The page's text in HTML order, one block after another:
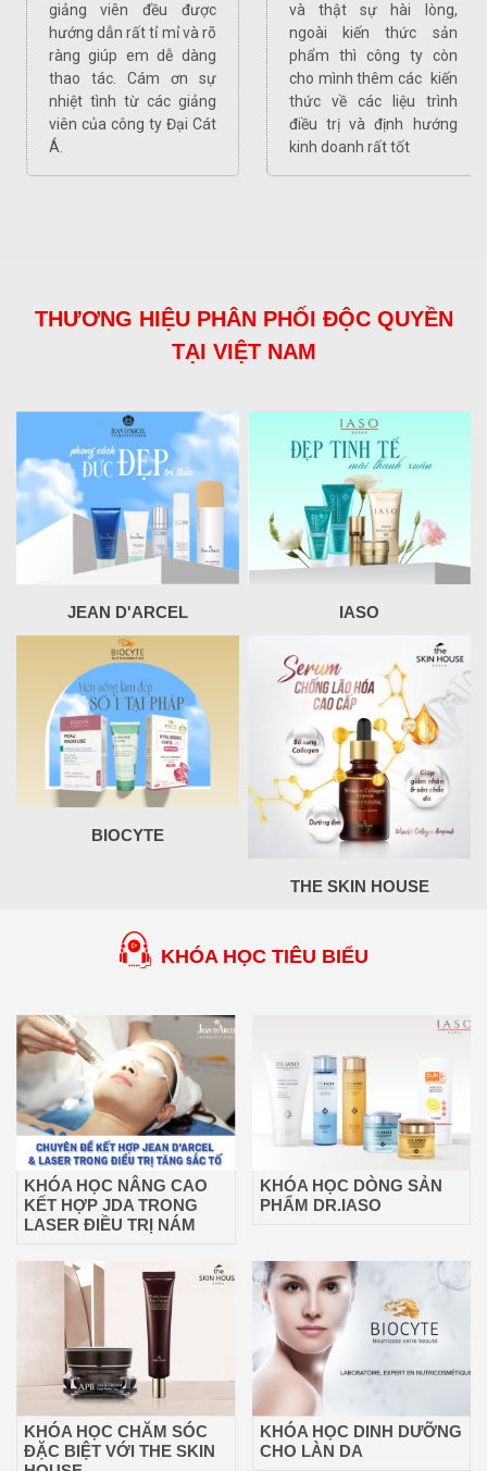
giảng viên đều được
hướng dẫn rất tỉ mỉ và rõ
ràng giúp em dễ dàng
thao tác. Cám ơn sự
nhiệt tình từ các giảng
viên của công ty Đại Cát
Á.
và thật sự hài lòng,
ngoài kiến thức sản
phẩm thì công ty còn
cho mình thêm các kiến
thức về các liệu trình
điều trị và định hướng
kinh doanh rất tốt
THƯƠNG HIỆU PHÂN PHỐI ĐỘC QUYỀN
TẠI VIỆT NAM
JEAN D'ARCEL IASO
BIOCYTE
THE SKIN HOUSE
KHÓA HỌC TIÊU BIỂU
KHÓA HỌC NÂNG CAO
KẾT HỢP JDA TRONG
LASER ĐIỀU TRỊ NÁM
KHÓA HỌC DÒNG SẢN
PHẨM DR.IASO
KHÓA HỌC CHĂM SÓC
ĐẶC BIỆT VỚI THE SKIN
KHÓA HỌC DINH DƯỠNG
CHO LÀN DA